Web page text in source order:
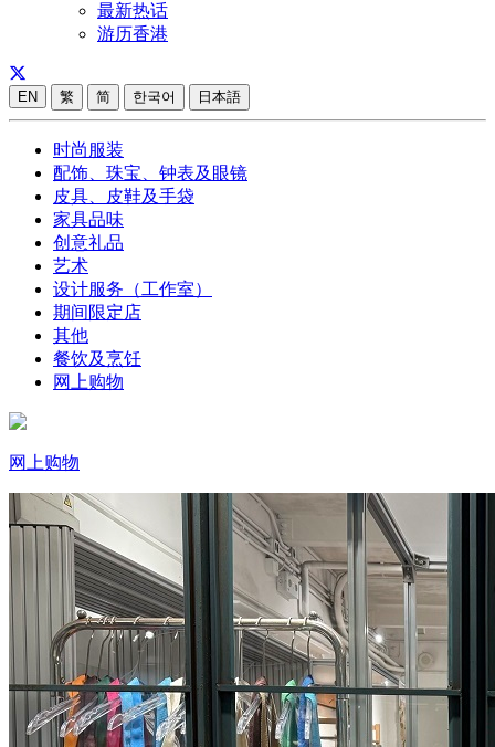
最新热话
游历香港
EN 繁 简 한국어 日本語
时尚服装
配饰、珠宝、钟表及眼镜
皮具、皮鞋及手袋
家具品味
创意礼品
艺术
设计服务（工作室）
期间限定店
其他
餐饮及烹饪
网上购物
网上购物